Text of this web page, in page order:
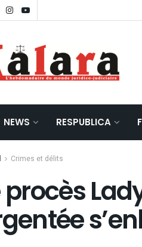
NEWS RESPUBLICA
Crimes et délits
procès